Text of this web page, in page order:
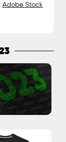
Adobe Stock